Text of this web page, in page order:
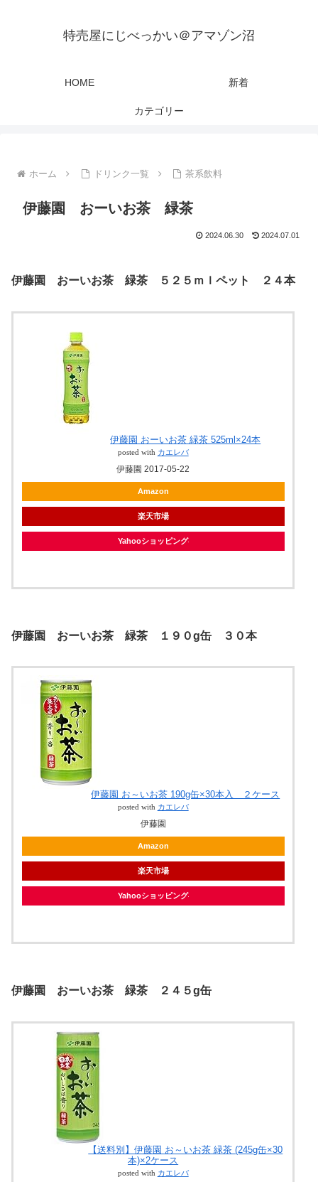
特売屋にじべっかい＠アマゾン沼
HOME 新着
カテゴリー
ホーム ドリンク一覧 茶系飲料
伊藤園 おーいお茶 緑茶
2024.06.30 2024.07.01
伊藤園 おーいお茶 緑茶 ５２５ｍｌペット ２４本
伊藤園 おーいお茶 緑茶 525ml×24本
posted with カエレバ
伊藤園 2017-05-22
Amazon
楽天市場
Yahooショッピング
伊藤園 おーいお茶 緑茶 １９０g缶 ３０本
伊藤園 お～いお茶 190g缶×30本入 ２ケース
posted with カエレバ
伊藤園
Amazon
楽天市場
Yahooショッピング
伊藤園 おーいお茶 緑茶 ２４５g缶
【送料別】伊藤園 お～いお茶 緑茶 (245g缶×30
本)×2ケース
posted with カエレバ